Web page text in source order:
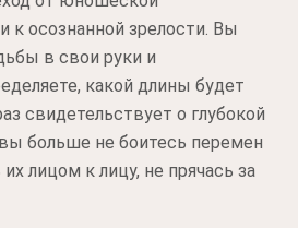
к осознанной зрелости. Вы
в свои руки и
какой длины будет
свидетельствует о глубокой
больше не боитесь перемен
лицом к лицу, не прячась за